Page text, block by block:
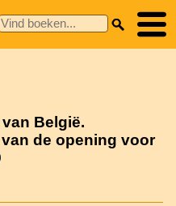
België.
de opening voor